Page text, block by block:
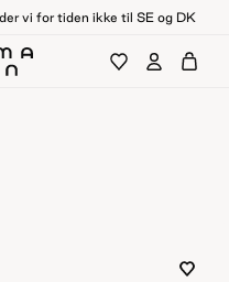
vi for tiden ikke til SE og DK